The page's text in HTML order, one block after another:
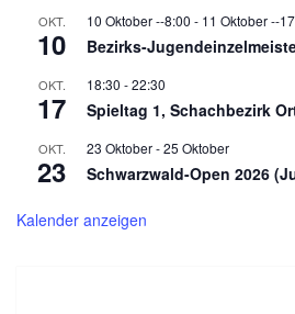
OKT.
10
10 Oktober --8:00 - 11 Oktober --
Bezirks-
OKT.
17
18:30 -22:30
Spieltag 1, Schachbezirk
OKT.
23
23 Oktober-25 Oktober
Schwarzwald-Open 2026
Kalender anzeigen